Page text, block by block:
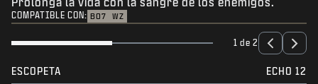
COMPATIBLE CON: BO7 WZ
1 de 2
ESCOPETA ECHO 12